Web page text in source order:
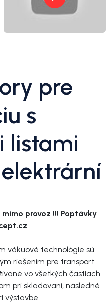
pre
s
listami
provoz !!! Poptávky
vákuové technológie sú
riešením pre transport
vo všetkých častiach
pri skladovaní, následné
výstavbe.